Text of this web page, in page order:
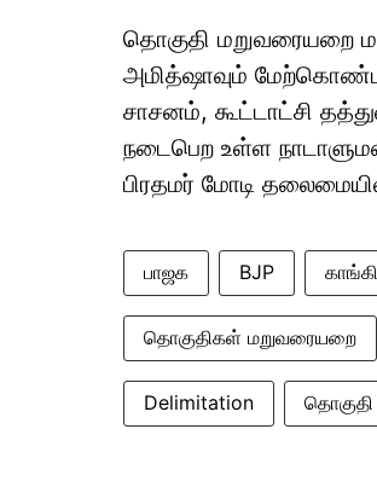
தொகுதி மறுவரையறை
அமித்ஷாவும் மேற்கொண்ட
சாசனம், கூட்டாட்சி
நடைபெற உள்ள
பிரதமர் மோடி
பாஜக BJP
தொகுதிகள் மறுவரையறை
Delimitation